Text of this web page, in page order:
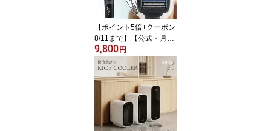
男女 プレゼント ギフト
誕生日 母の日 父の日
【ポイント5倍+クーポン
8/11まで】【公式・月間
優良ショップ受賞】 Sai
EL 6枚刃 シェーバー 電
動シェーバー 深剃り 早
剃り 密着 オールラウン
ド フローティング ヘッ
ドライト 搭載 髭剃り ひ
げそり キワゾリ刃 もみ
あげ IPX6 防水 丸洗い メ
9,800円